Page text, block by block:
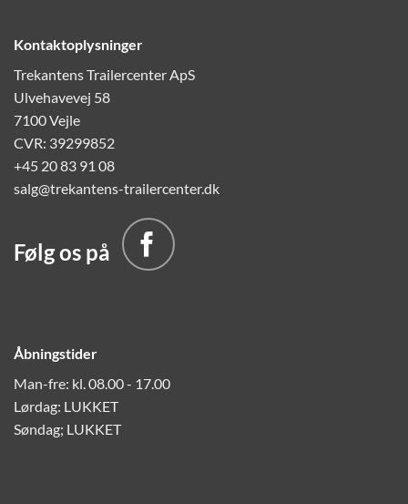
Kontaktoplysninger
Trekantens Trailercenter ApS
Ulvehavevej 58
7100 Vejle
CVR: 39299852
+45 20 83 91 08
salg@trekantens-trailercenter.dk
Følg os på
Åbningstider
Man-fre: kl. 08.00 - 17.00
Lørdag: LUKKET
Søndag; LUKKET